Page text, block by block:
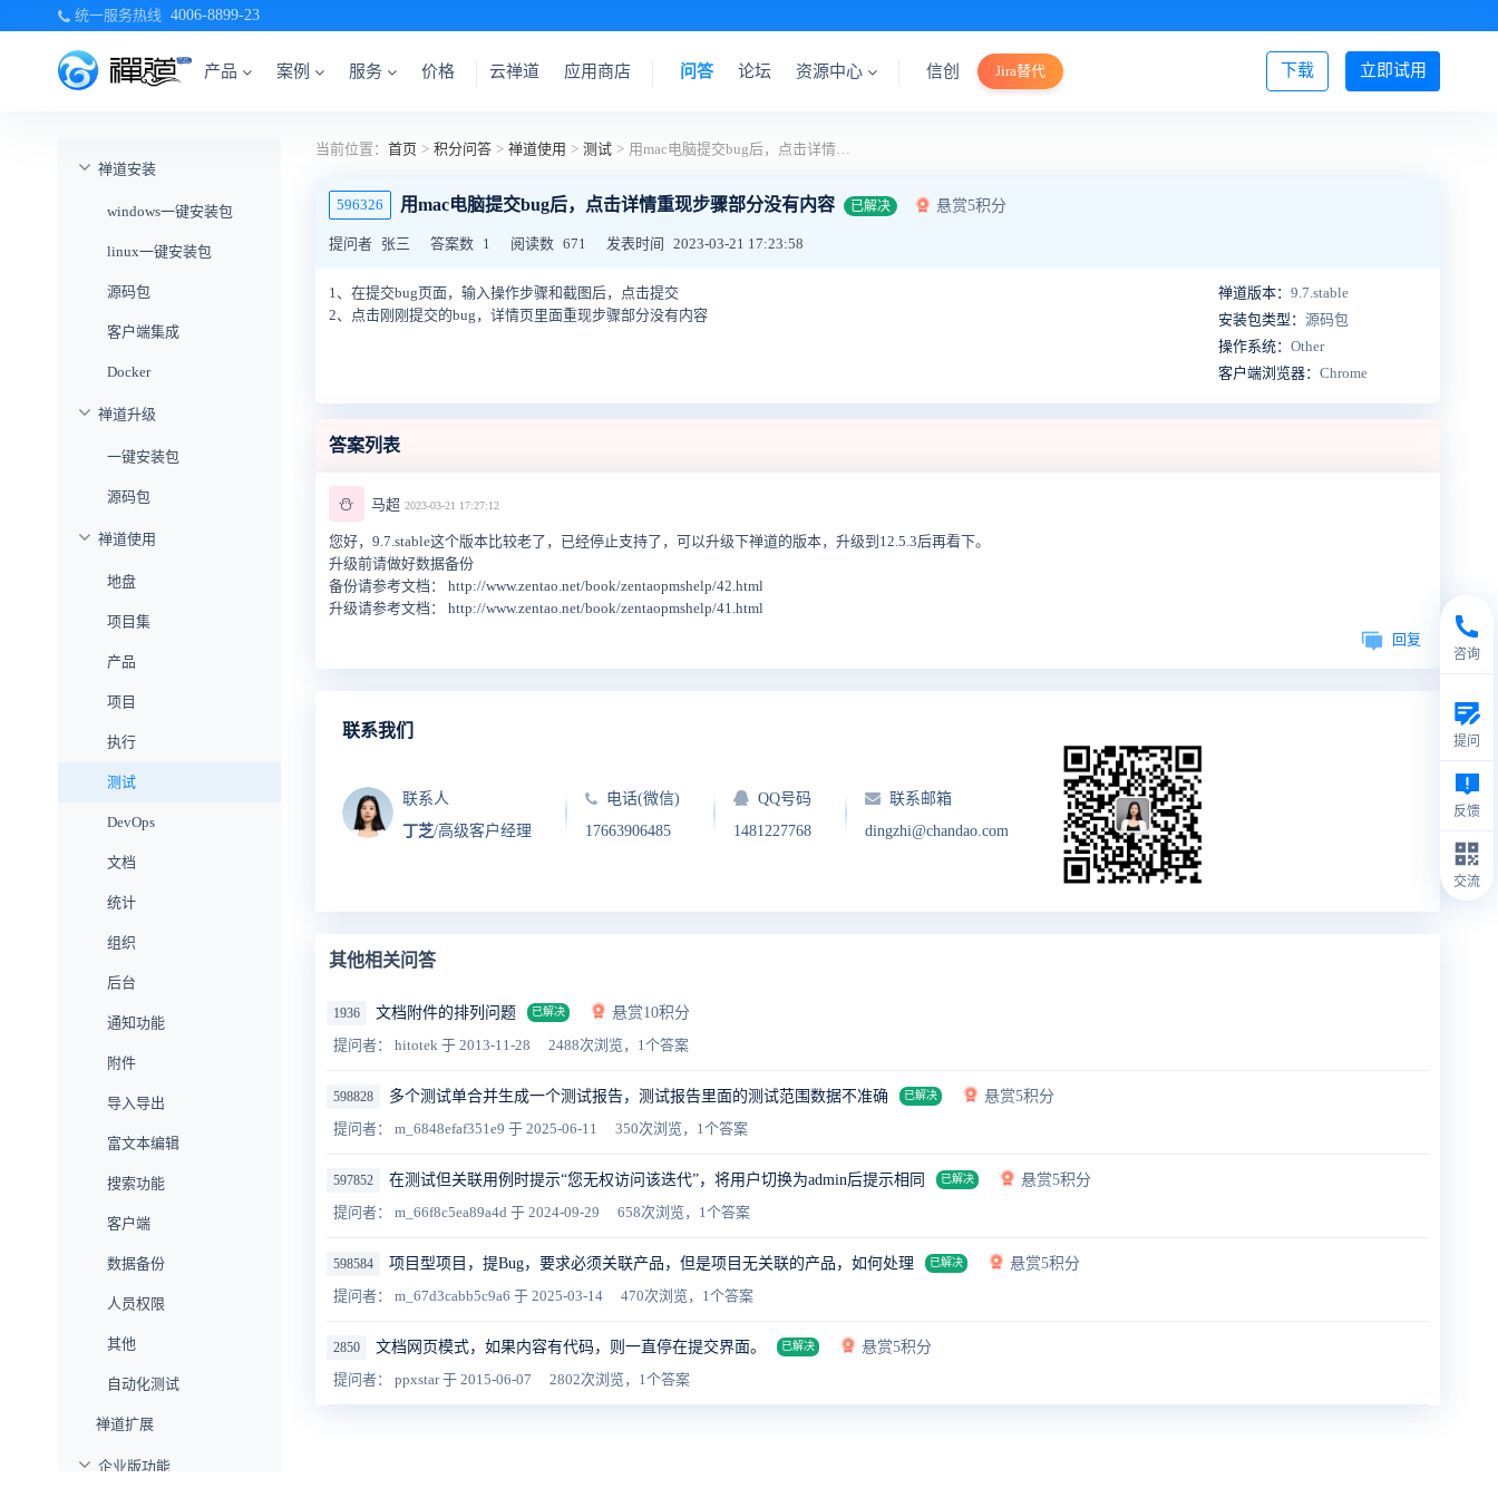
统一服务热线 4006-8899-23
产品 案例 服务 价格 立即试用
下载
云禅道 应用商店 问答 论坛 资源中心 信创 Jira替代 登录/注册
禅道安装
windows一键安装包
linux一键安装包
源码包
客户端集成
Docker
禅道升级
一键安装包
源码包
禅道使用
地盘
项目集
产品
项目
执行
测试
DevOps
文档
统计
组织
后台
通知功能
附件
导入导出
富文本编辑
搜索功能
客户端
数据备份
人员权限
其他
自动化测试
禅道扩展
企业版功能
当前位置： 首页 > 积分问答 > 禅道使用 > 测试 > 用mac电脑提交bug后，点击详情重现步骤部分没有内容
596326 用mac电脑提交bug后，点击详情重现步骤部分没有内容 已解决 悬赏5积分
提问者 张三 答案数 1 阅读数 671 发表时间 2023-03-21 17:23:58
1、在提交bug页面，输入操作步骤和截图后，点击提交
2、点击刚刚提交的bug，详情页里面重现步骤部分没有内容
禅道版本： 9.7.stable
安装包类型： 源码包
操作系统： Other
客户端浏览器： Chrome
答案列表
⛄ 马超 2023-03-21 17:27:12
您好，9.7.stable这个版本比较老了，已经停止支持了，可以升级下禅道的版本，升级到12.5.3后再看下。
升级前请做好数据备份
备份请参考文档： http://www.zentao.net/book/zentaopmshelp/42.html
升级请参考文档： http://www.zentao.net/book/zentaopmshelp/41.html
回复
联系我们
联系人
丁芝/高级客户经理
电话(微信)
17663906485
QQ号码
1481227768
联系邮箱
dingzhi@chandao.com
其他相关问答
1936 文档附件的排列问题 已解决
悬赏10积分
提问者： hitotek 于 2013-11-28 2488次浏览，1个答案
598828 多个测试单合并生成一个测试报告，测试报告里面的测试范围数据不准确 已解决
悬赏5积分
提问者： m_6848efaf351e9 于 2025-06-11 350次浏览，1个答案
597852 在测试但关联用例时提示“您无权访问该迭代”，将用户切换为admin后提示相同 已解决
悬赏5积分
提问者： m_66f8c5ea89a4d 于 2024-09-29 658次浏览，1个答案
598584 项目型项目，提Bug，要求必须关联产品，但是项目无关联的产品，如何处理 已解决
悬赏5积分
提问者： m_67d3cabb5c9a6 于 2025-03-14 470次浏览，1个答案
2850 文档网页模式，如果内容有代码，则一直停在提交界面。 已解决
悬赏5积分
提问者： ppxstar于 2015-06-07 2802次浏览，1个答案
咨询
提问
反馈
交流